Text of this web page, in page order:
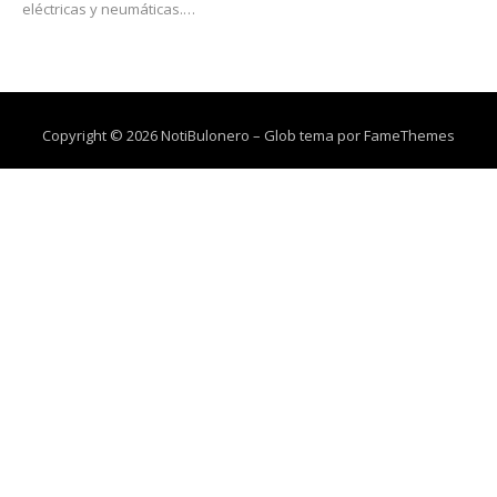
eléctricas y neumáticas.…
Copyright © 2026 NotiBulonero – Glob tema porFameThemes